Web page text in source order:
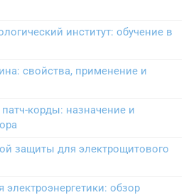
институт: обучение в
свойства, применение и
корды: назначение и
защиты для электрощитового
электроэнергетики: обзор